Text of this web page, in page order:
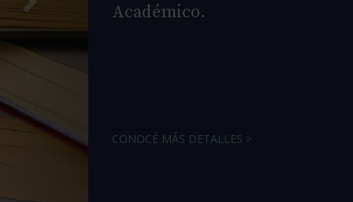
Académico.
CONOCÉ MÁS DETALLES >